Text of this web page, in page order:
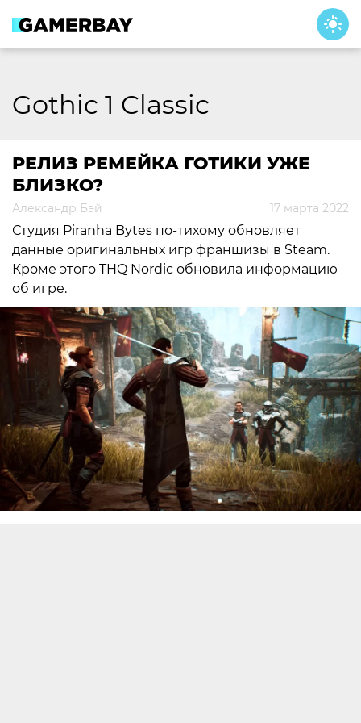
content
Gothic 1 Classic
РЕЛИЗ РЕМЕЙКА ГОТИКИ УЖЕ
БЛИЗКО?
Александр Бэй 17 марта 2022
Студия Piranha Bytes по-тихому обновляет
данные оригинальных игр франшизы в Steam.
Кроме этого THQ Nordic обновила информацию
об игре.